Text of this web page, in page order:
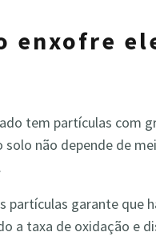
enxofre
tem partículas com
solo não depende de
partículas garante que
a taxa de oxidação e